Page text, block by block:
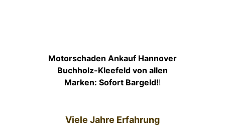
Motorschaden Ankauf Hannover
Buchholz-Kleefeld von allen
Marken: Sofort Bargeld!!
Viele Jahre Erfahrung